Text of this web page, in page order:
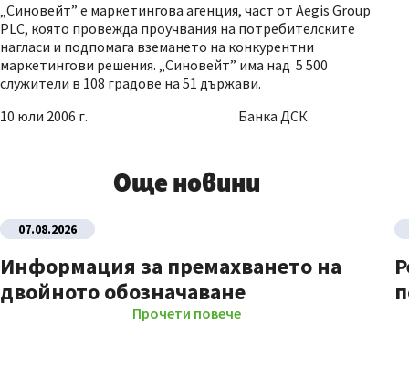
„Синовейт” е маркетингова агенция, част от Aegis Group
PLC, която провежда проучвания на потребителските
нагласи и подпомага вземането на конкурентни
маркетингови решения. „Синовейт” има над 5 500
служители в 108 градове на 51 държави.
10 юли 2006 г. Банка ДСК
Още новини
07.08.2026
Информация за премахването на
двойното обозначаване
Прочети повече